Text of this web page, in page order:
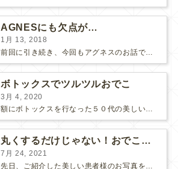
AGNESにも欠点が…
1月 13, 2018
前回に引き続き、今回もアグネスのお話です。 AGNESはとっても良い治療である一方、 欠点もいくつかありますので、そちらもお話ししておきますね。 AGNESの欠点 1. ダウンタイム A...
ボトックスでツルツルおでこ
3月 4, 2020
額にボトックスを行なった５０代の美しい女性です。 エイジングとともに横ジワが目立つようになって、 キメが乱れてツヤが無くなってきます。 ボトックスを額に注射すると 横ジワが目立たなくな...
丸くするだけじゃない！おでこのヒアルロン酸注射
7月 24, 2021